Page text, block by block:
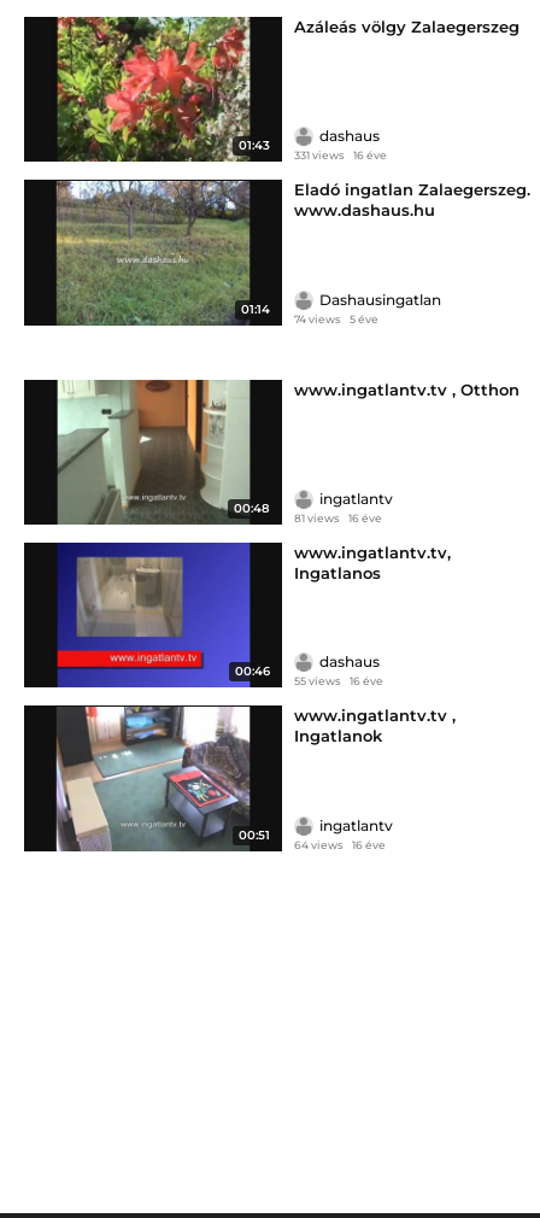
01:43
Azáleás völgy Zalaegerszeg
dashaus
331 views 16 éve
01:14
Eladó ingatlan Zalaegerszeg.
www.dashaus.hu
Dashausingatlan
74 views 5 éve
00:48
www.ingatlantv.tv , Otthon
ingatlantv
81 views 16 éve
00:46
www.ingatlantv.tv,
Ingatlanos
dashaus
55 views 16 éve
00:51
www.ingatlantv.tv ,
Ingatlanok
ingatlantv
64 views 16 éve